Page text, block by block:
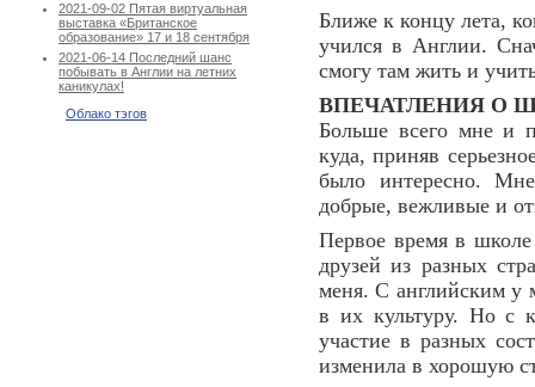
2021-09-02 Пятая виртуальная
выставка «Британское
образование» 17 и 18 сентября
2021-06-14 Последний шанс
побывать в Англии на летних
каникулах!
Облако тэгов
Ближе к концу лета,
учился в Англии.
смогу там жить и
ВПЕЧАТЛЕНИЯ О
Больше всего мне и
куда, приняв
было интересно.
добрые, вежливые и
Первое время в
друзей из разных
меня. С английским у
в их культуру. Но с
участие в разных
изменила в хорошую